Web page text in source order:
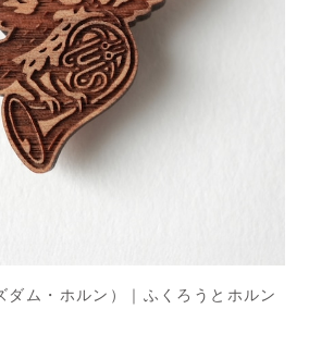
ダム・ホルン）｜ふくろうとホルン